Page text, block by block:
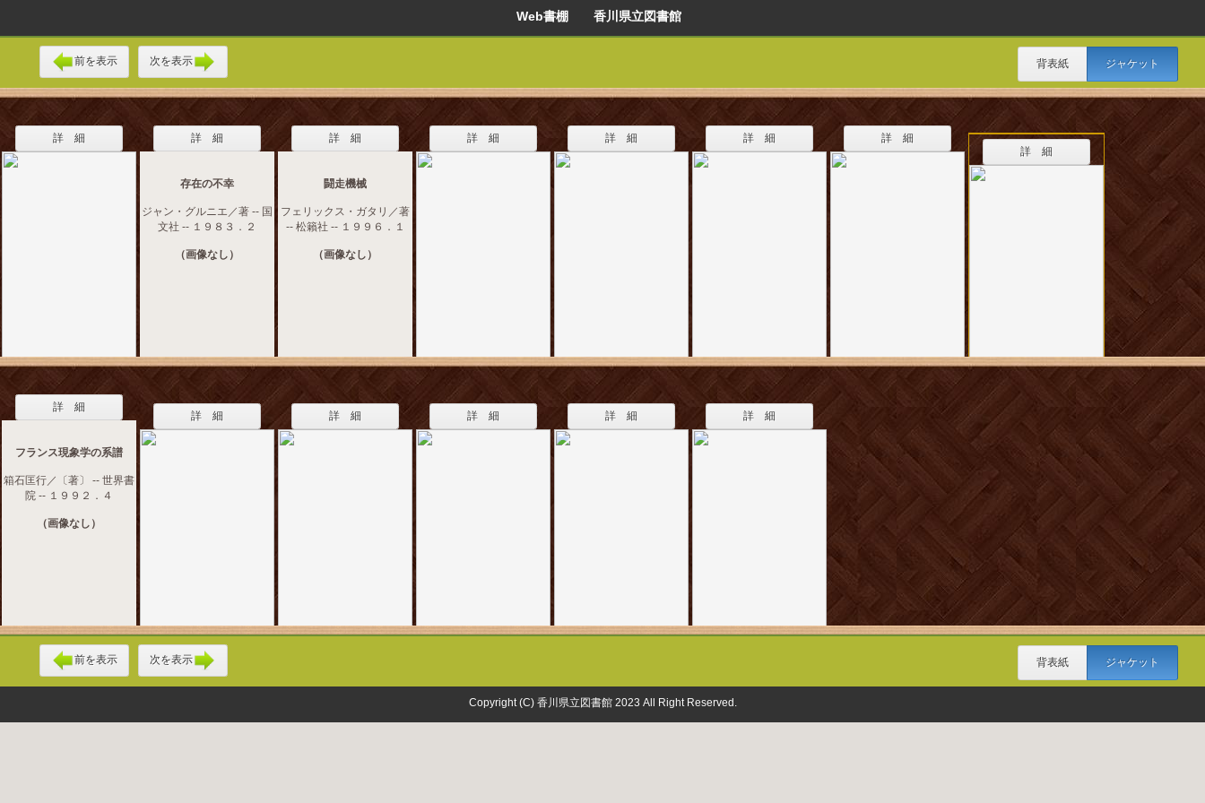
Web書棚 香川県立図書館
前を表示 次を表示 背表紙 ジャケット
詳 細 詳 細
存在の不幸
ジャン・グルニエ／著 -- 国
文社 -- １９８３．２
（画像なし）
詳 細
闘走機械
フェリックス・ガタリ／著
-- 松籟社 -- １９９６．１
（画像なし）
詳 細 詳 細 詳 細
詳 細
詳 細
詳 細
フランス現象学の系譜
箱石匡行／〔著〕 -- 世界書
院 -- １９９２．４
（画像なし）
詳 細 詳 細 詳 細 詳 細 詳 細
前を表示 次を表示 背表紙 ジャケット
Copyright (C) 香川県立図書館 2023 All Right Reserved.